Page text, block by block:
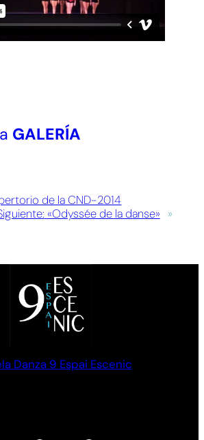
GALERÍA
de la CND-2014
«Odyssée de la danse» »
Danza 9 Espai Escenic